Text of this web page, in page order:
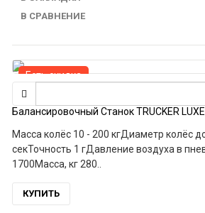
В СРАВНЕНИЕ
Есть скидка
Балансировочный Станок TRUCKER LUXE
Масса колёс 10 - 200 кгДиаметр колёс до 1200 ммВремя измерения легковых колёс 12 секВремя измерения грузовых колёс 50
секТочность 1 гДавление воздуха в пневмосистеме 8 - 10 БарПитание 220 ВМощность 0,5 кВтГабаритные размеры, мм 1700 х 2100 х
1700Масса, кг 280..
КУПИТЬ